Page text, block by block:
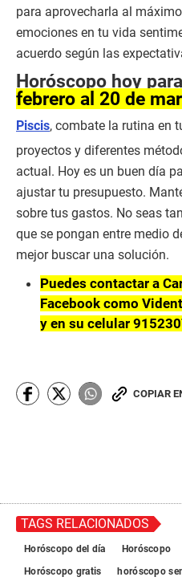
para aprovecharla al
emociones en tu vida
acuerdo según las
Horóscopo hoy
febrero al 20 de
Piscis, combate la rutina en
proyectos y diferentes
actual. Hoy es un buen día
ajustar tu presupuesto.
sobre tus gastos. No seas
que se pongan entre medio
mejor buscar una solución.
Puedes contactar a
Facebook como
y en su celular
COPIAR
TAGS RELACIONADOS
Horóscopo del día Horóscopo
Horóscopo gratis
horóscopo